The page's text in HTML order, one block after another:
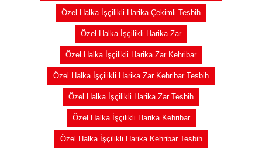
Özel Halka İşçilikli Harika Çekimli Tesbih
Özel Halka İşçilikli Harika Zar
Özel Halka İşçilikli Harika Zar Kehribar
Özel Halka İşçilikli Harika Zar Kehribar Tesbih
Özel Halka İşçilikli Harika Zar Tesbih
Özel Halka İşçilikli Harika Kehribar
Özel Halka İşçilikli Harika Kehribar Tesbih